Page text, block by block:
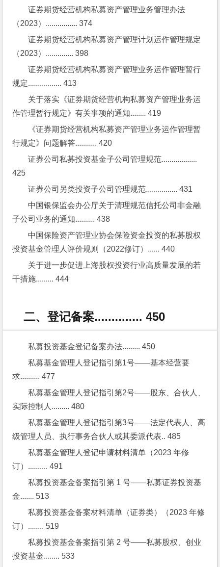
证券期货经营机构私募资产管理业务管理办法
（2023）................ 374
证券期货经营机构私募资产管理计划运作管理规定
（2023）.............. 398
证券期货经营机构私募资产管理业务运作管理暂行
规定................. 413
关于落实《证券期货经营机构私募资产管理业务运
作管理暂行规定》有关事项的通知........ 419
《证券期货经营机构私募资产管理业务运作管理暂
行规定》问题解答........... 420
证券公司私募投资基金子公司管理规范..................
425
证券公司另类投资子公司管理规范................ 431
中国银保监会办公厅关于清理规范信托公司非金融
子公司业务的通知.......... 438
中国保险资产管理业协会保险资金投资的私募股权
投资基金管理人评价规则（2022修订）...... 440
关于进一步促进上海股权投资行业高质量发展的若
干措施......... 444
二、登记备案.............. 450
私募投资基金登记备案办法......... 450
私募基金管理人登记指引第1号——基本经营要
求.......... 477
私募基金管理人登记指引第2号——股东、合伙人、
实际控制人......... 480
私募基金管理人登记指引第3号——法定代表人、高
级管理人员、执行事务合伙人或其委派代表.. 485
私募基金管理人登记申请材料清单（2023 年修
订）.......... 491
私募投资基金备案指引第 1 号——私募证券投资基
金....... 513
私募投资基金备案材料清单（证券类）（2023 年修
订）........ 519
私募投资基金备案指引第 2 号——私募股权、创业
投资基金........ 533